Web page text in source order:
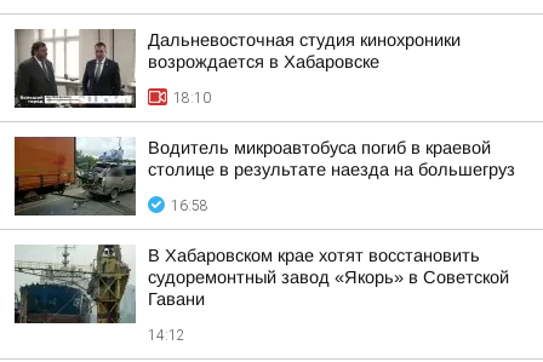
Дальневосточная студия кинохроники
возрождается в Хабаровске
18:10
Водитель микроавтобуса погиб в краевой
столице в результате наезда на большегруз
16:58
В Хабаровском крае хотят восстановить
судоремонтный завод «Якорь» в Советской
Гавани
14:12